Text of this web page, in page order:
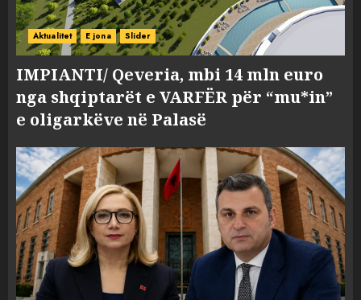
Aktualitet E jona Slider
IMPIANTI/ Qeveria, mbi 14 mln euro
nga shqiptarët e VARFËR për “mu*in”
e oligarkëve në Palasë